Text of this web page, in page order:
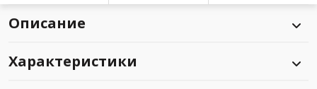
Описание
Характеристики